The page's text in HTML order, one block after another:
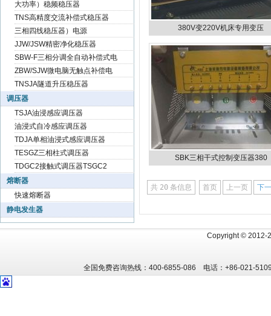
大功率）稳频稳压器
TNS高精度交流补偿式稳压器
三相四线稳压器）电源
JJW/JSW精密净化稳压器
SBW-F三相分调全自动补偿式电
ZBW/SJW微电脑无触点补偿电
TNSJA隧道升压稳压器
调压器
TSJA油浸感应调压器
油浸式自冷感应调压器
TDJA单相油浸式感应调压器
TESGZ三相柱式调压器
TDGC2接触式调压器TSGC2
熔断器
快速熔断器
静电发生器
380V变220V机床专用变压
SBK三相干式控制变压器380
共 20 条信息 首页 上一页 下
Copyright© 2012-
全国免费咨询热线：400-6855-086 电话：+86-021-